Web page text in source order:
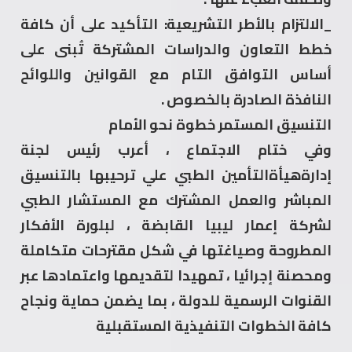
_​الالتزام بالأطر التشريعية: التأكيد على أن كافة
خطط التعاون والدراسات المشتركة تُبنى على
أساس التوافق التام مع القوانين واللوائح
النافذة الصادرة بالخصوص .
التنسيق المستمر خطوة نحو الأمام
وفي ختام الاجتماع ، أعرب رئيس لجنة
إدارةهيأةالتأمين الطبي علي ترحيبها بالتنسيق
المباشر والعمل المشترك مع المستشار الطبي
لشركة إعمار ليبيا القابضة ، لبلورة الأفكار
المطروحة وصياغتها في شكل مقترحات متكاملة
ومحصنة إجرائيا ، تمهيدا لتقديمها واعتمادها عبر
القنوات الرسمية للدولة ، بما يضمن حماية ونجاح
كافة الخطوات التنفيذية المستقبلية